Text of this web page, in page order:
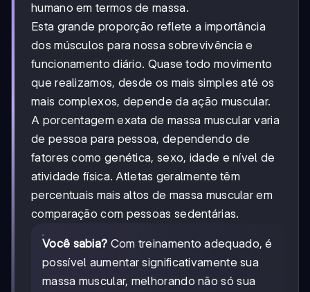
humano em termos de massa.
Esta grande proporção reflete a importância
dos músculos para nossa sobrevivência e
funcionamento diário. Quase todo movimento
que realizamos, desde os mais simples até os
mais complexos, depende da ação muscular.
A porcentagem exata de massa muscular varia
de pessoa para pessoa, dependendo de
fatores como genética, sexo, idade e nível de
atividade física. Atletas geralmente têm
percentuais mais altos de massa muscular em
comparação com pessoas sedentárias.
Você sabia? Com treinamento adequado, é
possível aumentar significativamente sua
massa muscular, melhorando não só sua